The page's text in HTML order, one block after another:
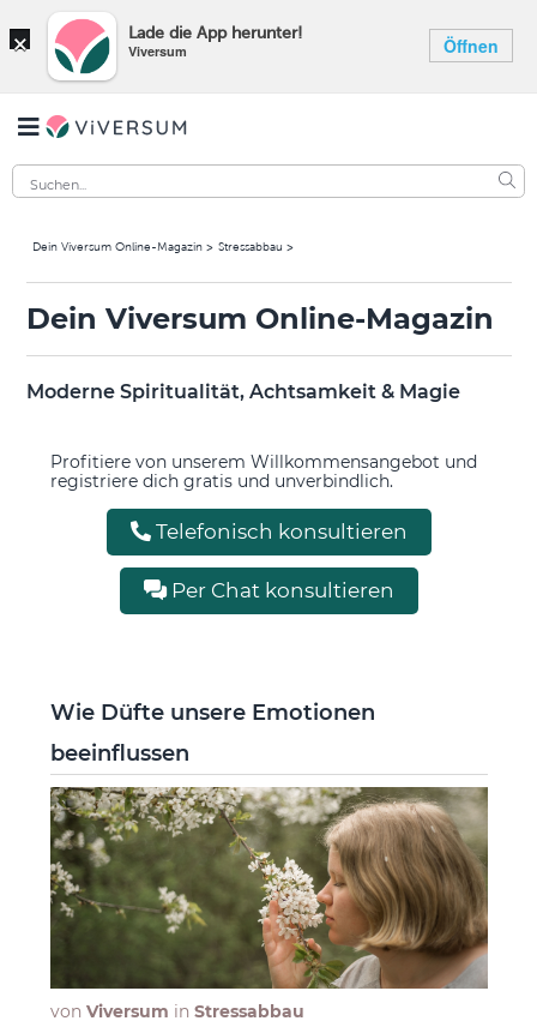
× Lade die App herunter!
Viversum Öffnen
Dein Viversum Online-Magazin Stressabbau
Dein Viversum Online-Magazin
Moderne Spiritualität, Achtsamkeit & Magie
Profitiere von unserem Willkommensangebot und
registriere dich gratis und unverbindlich.
Telefonisch konsultieren
Per Chat konsultieren
Wie Düfte unsere Emotionen
beeinflussen
von Viversum in Stressabbau